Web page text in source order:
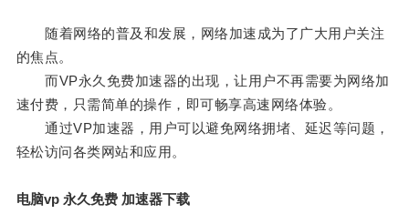
随着网络的普及和发展，网络加速成为了广大用户关注
的焦点。
而VP永久免费加速器的出现，让用户不再需要为网络加
速付费，只需简单的操作，即可畅享高速网络体验。
通过VP加速器，用户可以避免网络拥堵、延迟等问题，
轻松访问各类网站和应用。
电脑vp 永久免费 加速器下载